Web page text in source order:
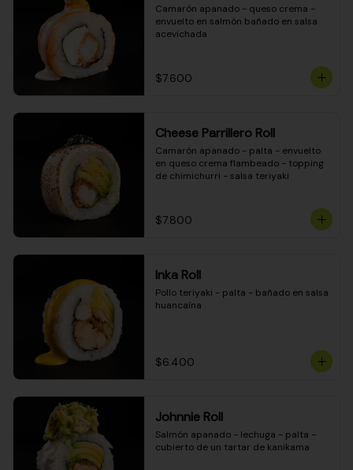
Camarón apanado - queso crema -
envuelto en salmón bañado en salsa
acevichada
$7.600
Cheese Parrillero Roll
Camarón apanado - palta - envuelto
en queso crema flambeado - topping
de chimichurri - salsa teriyaki
$7.800
Inka Roll
Pollo teriyaki - palta - bañado en salsa
huancaína
$6.400
Johnnie Roll
Salmón apanado - lechuga - palta -
cubierto de un tartar de kanikama